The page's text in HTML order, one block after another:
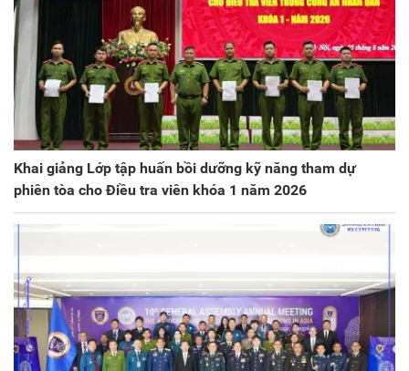
Khai giảng Lớp tập huấn bồi dưỡng kỹ năng tham dự
phiên tòa cho Điều tra viên khóa 1 năm 2026